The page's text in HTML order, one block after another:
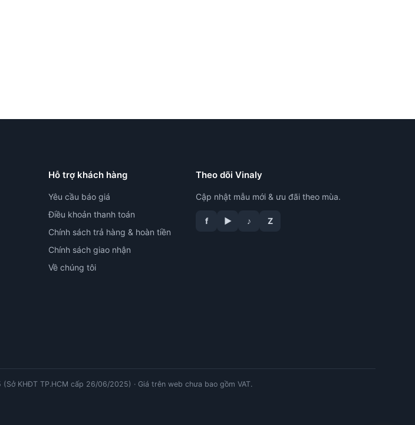
Hỗ trợ khách hàng
Yêu cầu báo giá
Điều khoản thanh toán
Chính sách trả hàng & hoàn tiền
Chính sách giao nhận
Về chúng tôi
Theo dõi Vinaly
Cập nhật mẫu mới & ưu đãi theo mùa.
f ▶ ♪ Z
KHĐT TP.HCM cấp 26/06/2025) · Giá trên web chưa bao gồm VAT.